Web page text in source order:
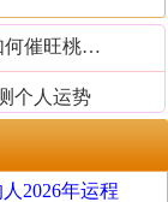
旺桃花位
个人运势
2026年运程